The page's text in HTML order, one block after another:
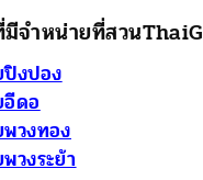
จำหน่ายที่สวนThaiG
ปิงปอง
อีดอ
พวงทอง
วงระย้า